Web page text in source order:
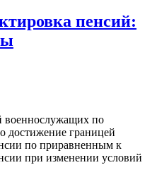
пенсий:
военнослужащих по
достижение границей
по приравненным к
при изменении условий